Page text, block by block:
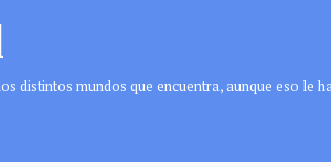
distintos mundos que encuentra, aunque eso le